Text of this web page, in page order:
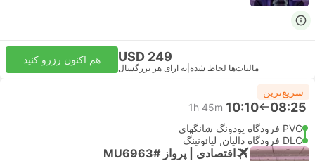
USD 249
مالیات‌ها لحاظ شده به ازای هر بزرگسال
هم اکنون رزرو کنید
سریع‌ترین
08:25
10:10
1h 45m
PVG فرودگاه پودونگ شانگهای
DLC فرودگاه دالیان, لیائونینگ
اقتصادی | پرواز #MU6963